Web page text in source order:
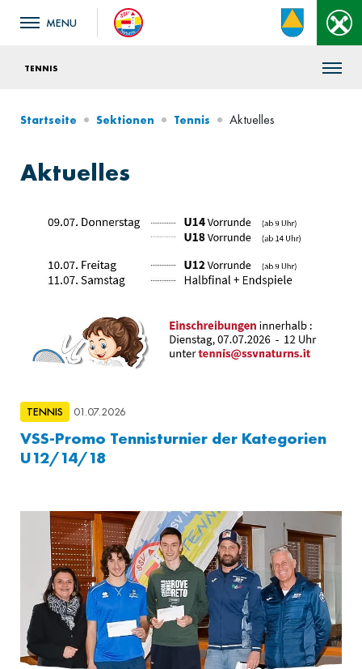
TENNIS
Startseite Sektionen Tennis Aktuelles
Aktuelles
TENNIS 01.07.2026
VSS-Promo Tennisturnier der Kategorien
U12/14/18